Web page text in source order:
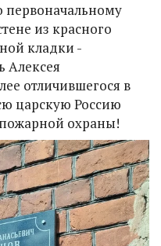
первоначальному
из красного
кладки -
Алексея
отличившегося в
царскую Россию
охраны!